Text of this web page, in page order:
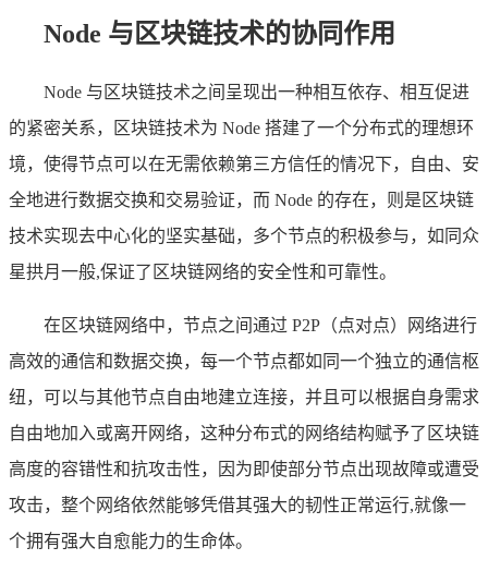
Node 与区块链技术的协同作用
Node 与区块链技术之间呈现出一种相互依存、相互促进
的紧密关系，区块链技术为 Node 搭建了一个分布式的理想环
境，使得节点可以在无需依赖第三方信任的情况下，自由、安
全地进行数据交换和交易验证，而 Node 的存在，则是区块链
技术实现去中心化的坚实基础，多个节点的积极参与，如同众
星拱月一般,保证了区块链网络的安全性和可靠性。
在区块链网络中，节点之间通过 P2P（点对点）网络进行
高效的通信和数据交换，每一个节点都如同一个独立的通信枢
纽，可以与其他节点自由地建立连接，并且可以根据自身需求
自由地加入或离开网络，这种分布式的网络结构赋予了区块链
高度的容错性和抗攻击性，因为即使部分节点出现故障或遭受
攻击，整个网络依然能够凭借其强大的韧性正常运行,就像一
个拥有强大自愈能力的生命体。